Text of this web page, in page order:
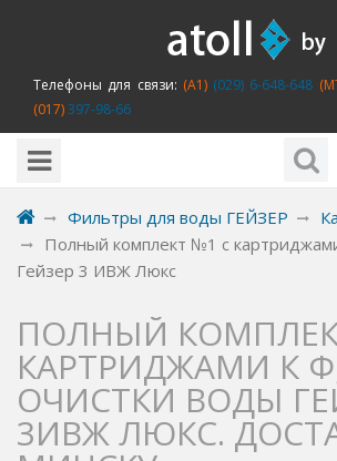
Телефоны для связи: (A1)(029) 6-648-648
(017)397-98-66
Фильтры для воды ГЕЙЗЕР
Полный комплект №1 с
Гейзер 3 ИВЖ Люкс
ПОЛНЫЙ
КАРТРИДЖАМИ К
ОЧИСТКИ ВОДЫ
3ИВЖ ЛЮКС.